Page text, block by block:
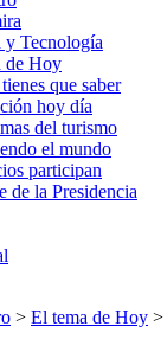
y Tecnología
de Hoy
que saber
hoy día
del turismo
el mundo
participan
de la Presidencia
> El tema de Hoy >